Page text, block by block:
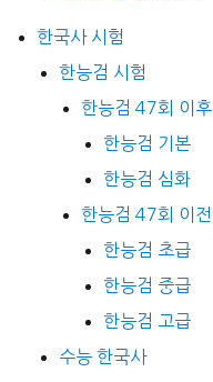
한국사 시험
한능검 시험
한능검 47회 이후
한능검 기본
한능검 심화
한능검 47회 이전
한능검 초급
한능검 중급
한능검 고급
수능 한국사